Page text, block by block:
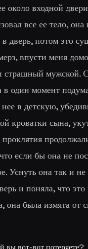
входной
все ее тело,
дверь, потом это
впусти меня
страшный мужской.
один момент
в детскую,
кроватки сына,
если бы она не
Уснуть она так и
и поняла, что
она была измята от